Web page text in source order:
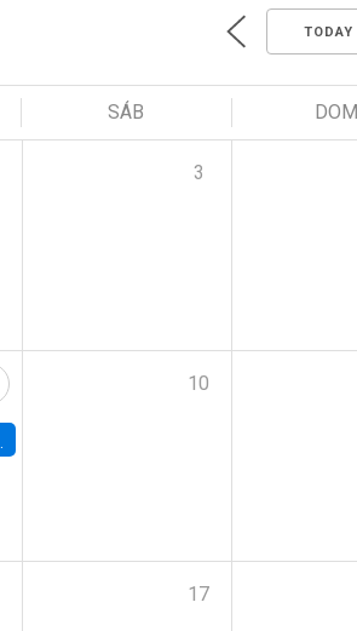
TODAY
SÁB DOM
3
10
17